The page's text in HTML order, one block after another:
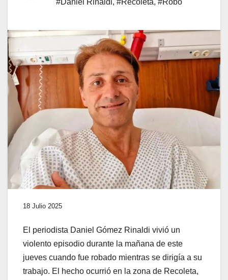
#Daniel Rinaldi, #Recoleta, #Robo
18 Julio 2025
El periodista Daniel Gómez Rinaldi vivió un
violento episodio durante la mañana de este
jueves cuando fue robado mientras se dirigía a su
trabajo. El hecho ocurrió en la zona de Recoleta,